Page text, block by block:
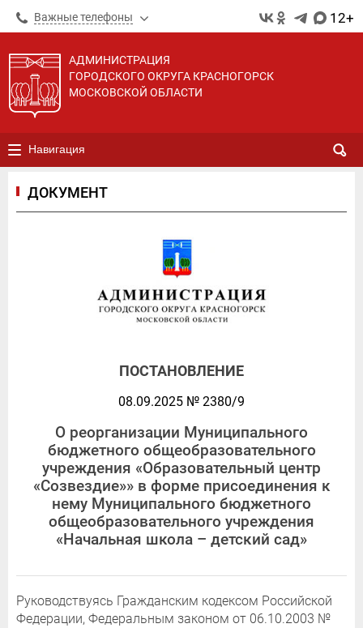
Важные телефоны 12+
АДМИНИСТРАЦИЯ
ГОРОДСКОГО ОКРУГА КРАСНОГОРСК
МОСКОВСКОЙ ОБЛАСТИ
Навигация
ДОКУМЕНТ
ПОСТАНОВЛЕНИЕ
08.09.2025 № 2380/9
О реорганизации Муниципального
бюджетного общеобразовательного
учреждения «Образовательный центр
«Созвездие»» в форме присоединения к
нему Муниципального бюджетного
общеобразовательного учреждения
«Начальная школа – детский сад»
Руководствуясь Гражданским кодексом Российской
Федерации, Федеральным законом от 06.10.2003 №